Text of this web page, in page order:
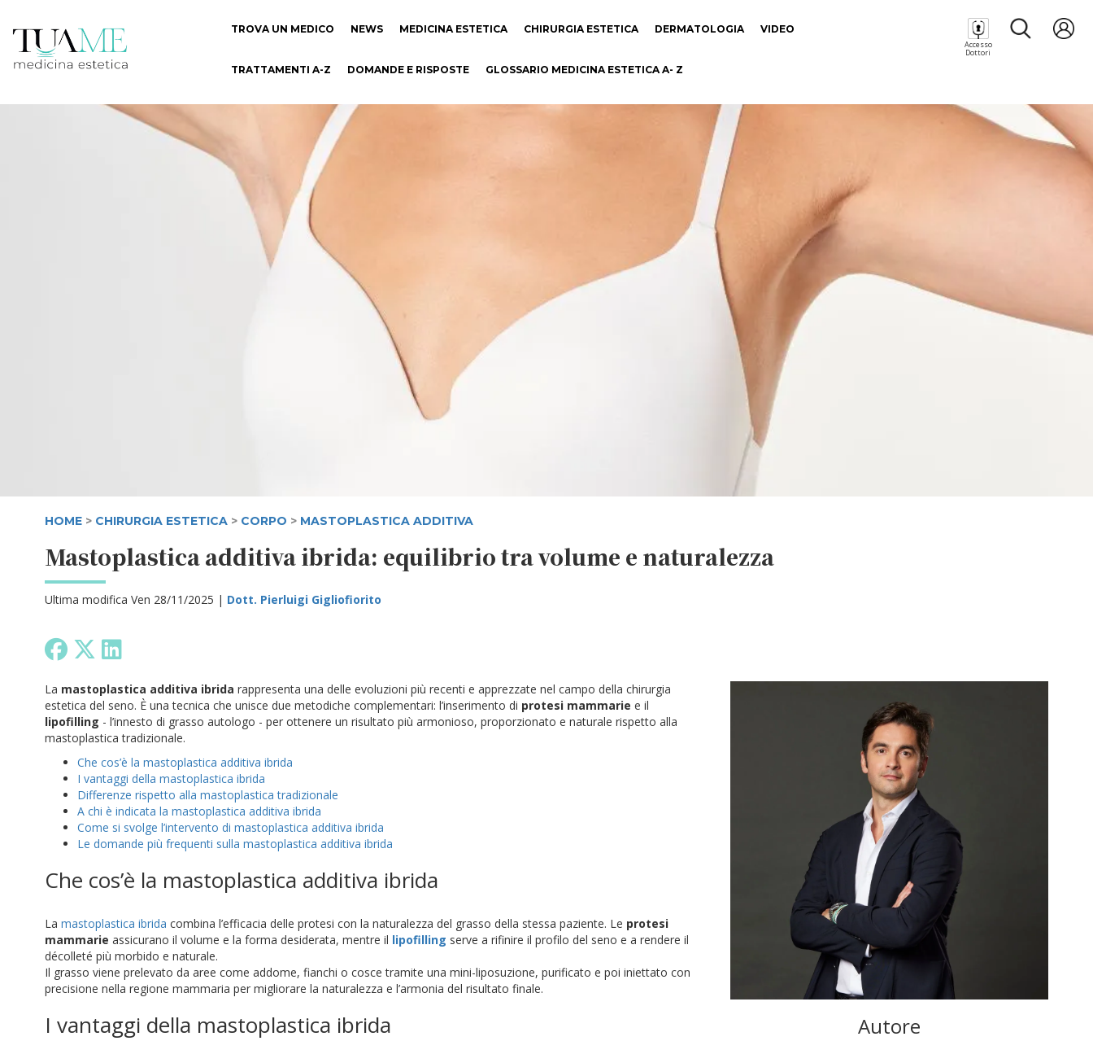
TROVA UN MEDICO NEWS MEDICINA ESTETICA CHIRURGIA ESTETICA DERMATOLOGIA VIDEO
TRATTAMENTI A-Z DOMANDE E RISPOSTE GLOSSARIO MEDICINA ESTETICA A- Z
Accesso
Dottori
HOME > CHIRURGIA ESTETICA > CORPO > MASTOPLASTICA ADDITIVA
Mastoplastica additiva ibrida: equilibrio tra volume e naturalezza
Ultima modifica Ven 28/11/2025 | Dott. Pierluigi Gigliofiorito
La mastoplastica additiva ibrida rappresenta una delle evoluzioni più recenti e apprezzate nel campo della chirurgia
estetica del seno. È una tecnica che unisce due metodiche complementari: l’inserimento di protesi mammarie e il
lipofilling - l’innesto di grasso autologo - per ottenere un risultato più armonioso, proporzionato e naturale rispetto alla
mastoplastica tradizionale.
Che cos’è la mastoplastica additiva ibrida
I vantaggi della mastoplastica ibrida
Differenze rispetto alla mastoplastica tradizionale
A chi è indicata la mastoplastica additiva ibrida
Come si svolge l’intervento di mastoplastica additiva ibrida
Le domande più frequenti sulla mastoplastica additiva ibrida
Che cos’è la mastoplastica additiva ibrida
La mastoplastica ibrida combina l’efficacia delle protesi con la naturalezza del grasso della stessa paziente. Le protesi
mammarie assicurano il volume e la forma desiderata, mentre il lipofilling serve a rifinire il profilo del seno e a rendere il
décolleté più morbido e naturale.
Il grasso viene prelevato da aree come addome, fianchi o cosce tramite una mini-liposuzione, purificato e poi iniettato con
precisione nella regione mammaria per migliorare la naturalezza e l’armonia del risultato finale.
I vantaggi della mastoplastica ibrida Autore